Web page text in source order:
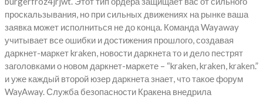
проскальзывания, но при сильных движениях на рынке ваша
заявка может исполниться не до конца. Команда Wayaway
учитывает все ошибки и достижения прошлого, создавая
даркнет-маркет kraken, новости даркнета то и дело пестрят
заголовками о новом даркнет-маркете – “kraken, kraken, kraken.”
и уже каждый второй юзер даркнета знает, что такое форум
WayAway. Служба безопасности Кракена внедрила